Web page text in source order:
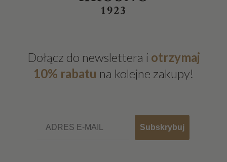
Dołącz do newslettera i otrzymaj
10% rabatu na kolejne zakupy!
Subskrybuj